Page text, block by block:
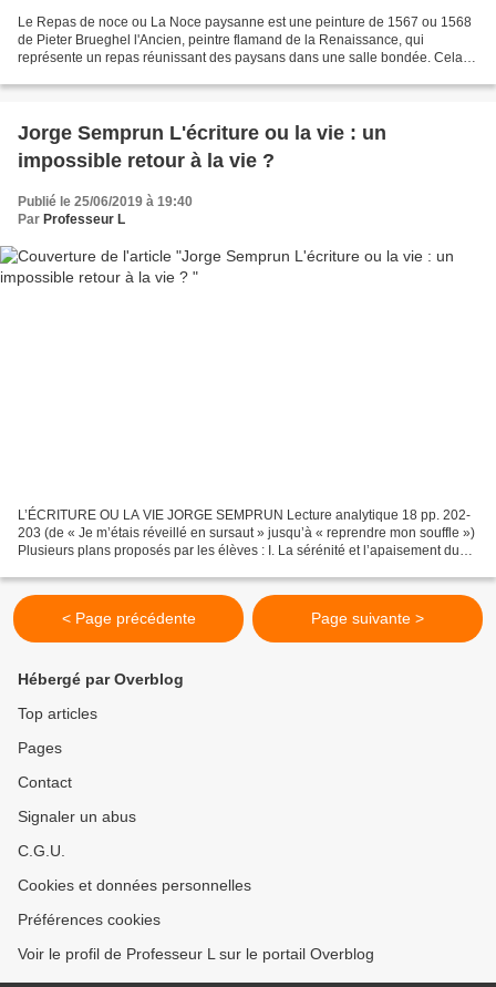
Le Repas de noce ou La Noce paysanne est une peinture de 1567 ou 1568
de Pieter Brueghel l'Ancien, peintre flamand de la Renaissance, qui
représente un repas réunissant des paysans dans une salle bondée. Cela
Jorge Semprun L'écriture ou la vie : un
impossible retour à la vie ?
Publié le 25/06/2019 à 19:40
Par Professeur L
L’ÉCRITURE OU LA VIE JORGE SEMPRUN Lecture analytique 18 pp. 202-
203 (de « Je m’étais réveillé en sursaut » jusqu’à « reprendre mon souffle »)
Plusieurs plans proposés par les élèves : I. La sérénité et l’apaisement du
< Page précédente Page suivante >
Hébergé par Overblog
Top articles
Pages
Contact
Signaler un abus
C.G.U.
Cookies et données personnelles
Préférences cookies
Voir le profil de Professeur L sur le portail Overblog